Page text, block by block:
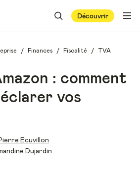
Découvrir
/ Finances / Fiscalité / TVA
: comment
vos
Ecuvillon
Dujardin